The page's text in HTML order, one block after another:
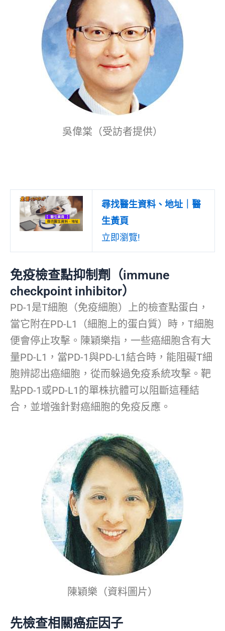
吳偉棠（受訪者提供）
尋找醫生資料、地址｜醫
生黃頁
立即瀏覽!
免疫檢查點抑制劑（immune
checkpoint inhibitor）
PD-1是T細胞（免疫細胞）上的檢查點蛋白，
當它附在PD-L1（細胞上的蛋白質）時，T細胞
便會停止攻擊。陳穎樂指，一些癌細胞含有大
量PD-L1，當PD-1與PD-L1結合時，能阻礙T細
胞辨認出癌細胞，從而躲過免疫系統攻擊。靶
點PD-1或PD-L1的單株抗體可以阻斷這種結
合，並增強針對癌細胞的免疫反應。
陳穎樂（資料圖片）
先檢查相關癌症因子